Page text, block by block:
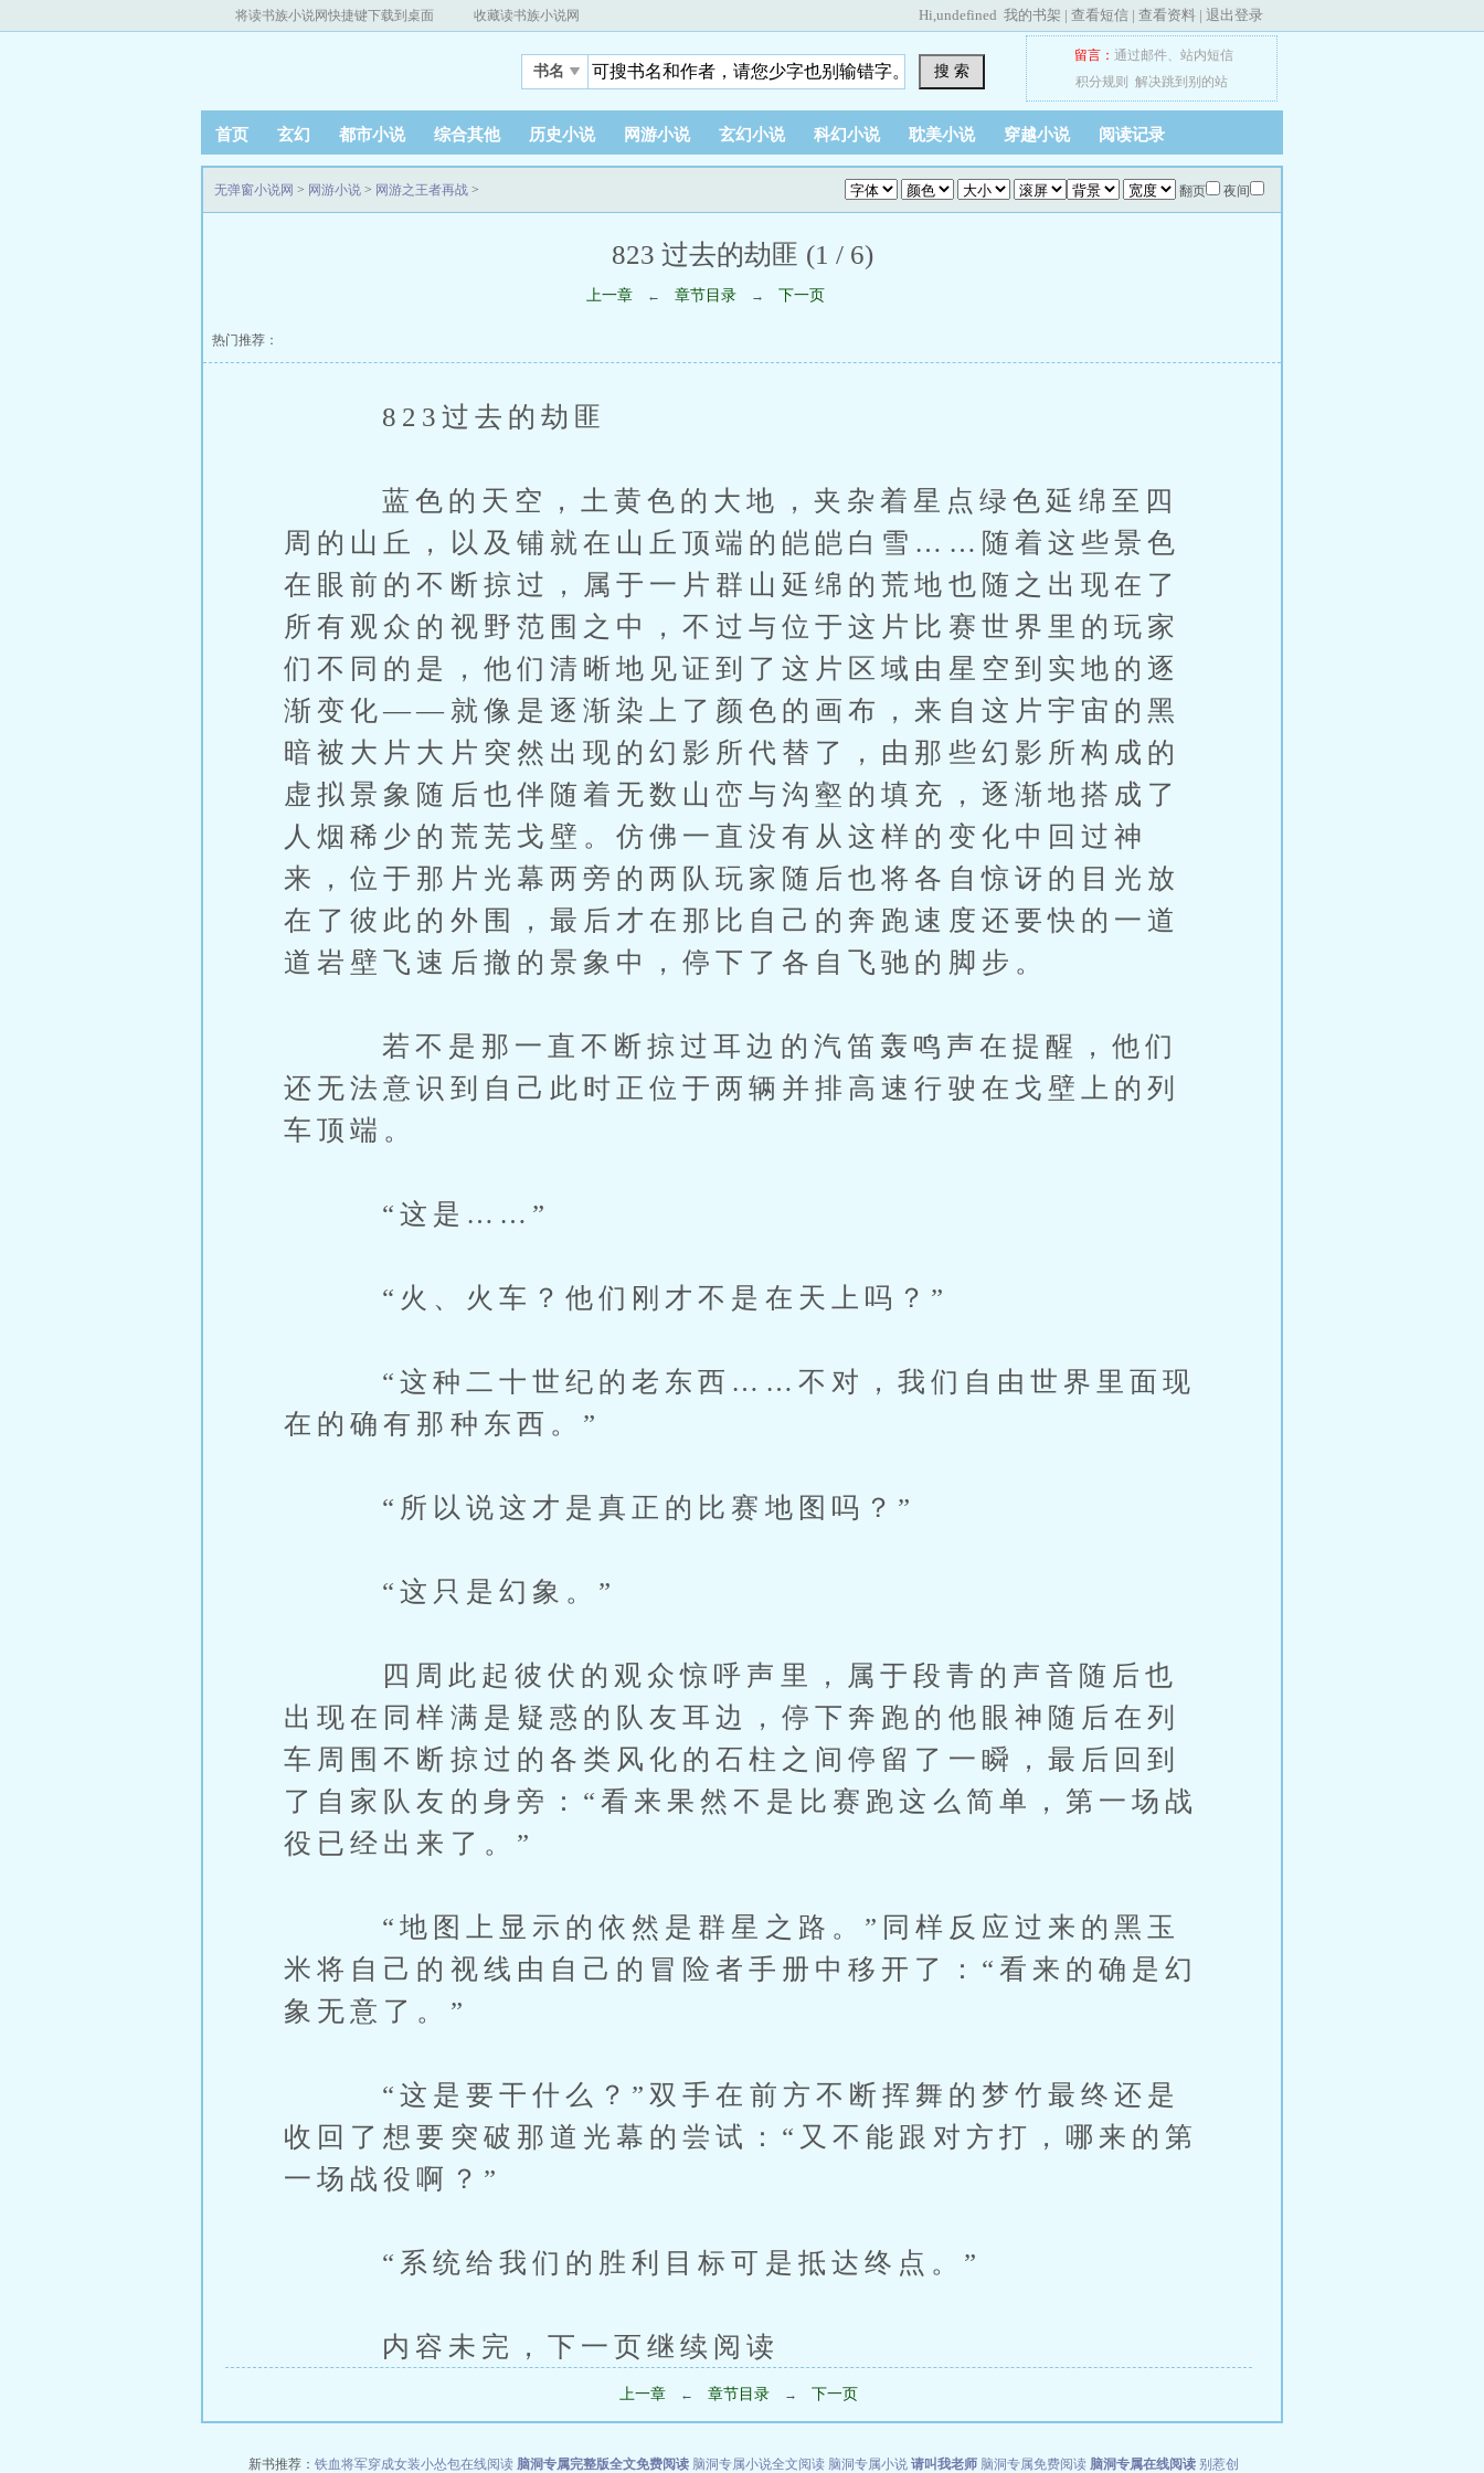
将读书族小说网快捷键下载到桌面 收藏读书族小说网 Hi,undefined 我的书架 | 查看短信 | 查看资料 | 退出登录
书名 搜 索
留言： 通过邮件、 站内短信
积分规则
解决跳到别的站
首页 玄幻 都市小说 综合其他 历史小说 网游小说 玄幻小说 科幻小说 耽美小说 穿越小说 阅读记录
翻页 夜间
无弹窗小说网 > 网游小说 > 网游之王者再战 >
823 过去的劫匪 (1 / 6)
上一章 ← 章节目录 → 下一页
热门推荐：
823过去的劫匪
蓝色的天空，土黄色的大地，夹杂着星点绿色延绵至四
周的山丘，以及铺就在山丘顶端的皑皑白雪……随着这些景色
在眼前的不断掠过，属于一片群山延绵的荒地也随之出现在了
所有观众的视野范围之中，不过与位于这片比赛世界里的玩家
们不同的是，他们清晰地见证到了这片区域由星空到实地的逐
渐变化——就像是逐渐染上了颜色的画布，来自这片宇宙的黑
暗被大片大片突然出现的幻影所代替了，由那些幻影所构成的
虚拟景象随后也伴随着无数山峦与沟壑的填充，逐渐地搭成了
人烟稀少的荒芜戈壁。仿佛一直没有从这样的变化中回过神
来，位于那片光幕两旁的两队玩家随后也将各自惊讶的目光放
在了彼此的外围，最后才在那比自己的奔跑速度还要快的一道
道岩壁飞速后撤的景象中，停下了各自飞驰的脚步。
若不是那一直不断掠过耳边的汽笛轰鸣声在提醒，他们
还无法意识到自己此时正位于两辆并排高速行驶在戈壁上的列
车顶端。
“这是……”
“火、火车？他们刚才不是在天上吗？”
“这种二十世纪的老东西……不对，我们自由世界里面现
在的确有那种东西。”
“所以说这才是真正的比赛地图吗？”
“这只是幻象。”
四周此起彼伏的观众惊呼声里，属于段青的声音随后也
出现在同样满是疑惑的队友耳边，停下奔跑的他眼神随后在列
车周围不断掠过的各类风化的石柱之间停留了一瞬，最后回到
了自家队友的身旁：“看来果然不是比赛跑这么简单，第一场战
役已经出来了。”
“地图上显示的依然是群星之路。”同样反应过来的黑玉
米将自己的视线由自己的冒险者手册中移开了：“看来的确是幻
象无意了。”
“这是要干什么？”双手在前方不断挥舞的梦竹最终还是
收回了想要突破那道光幕的尝试：“又不能跟对方打，哪来的第
一场战役啊？”
“系统给我们的胜利目标可是抵达终点。”
内容未完，下一页继续阅读
上一章 ← 章节目录 → 下一页
新书推荐： 铁血将军穿成女装小怂包在线阅读 脑洞专属完整版全文免费阅读 脑洞专属小说全文阅读 脑洞专属小说 请叫我老师 脑洞专属免费阅读 脑洞专属在线阅读 别惹创